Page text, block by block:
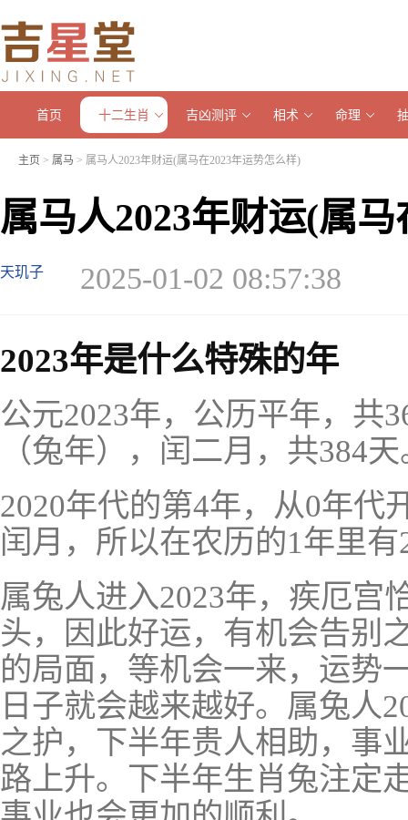
首页 十二生肖 吉凶测评 相术 命理
主页 > 属马 > 属马人2023年财运(属马在2023年运势怎么样)
属马人2023年财运(属
天玑子 2025-01-02 08:57:38
2023年是什么特殊的年
公元2023年，公历平年，共
（兔年），闰二月，共384
2020年代的第4年，从0年代
闰月，所以在农历的1年里
属兔人进入2023年，疾厄宫
头，因此好运，有机会告别
的局面，等机会一来，运势
日子就会越来越好。属兔人
之护，下半年贵人相助，事
路上升。下半年生肖兔注定